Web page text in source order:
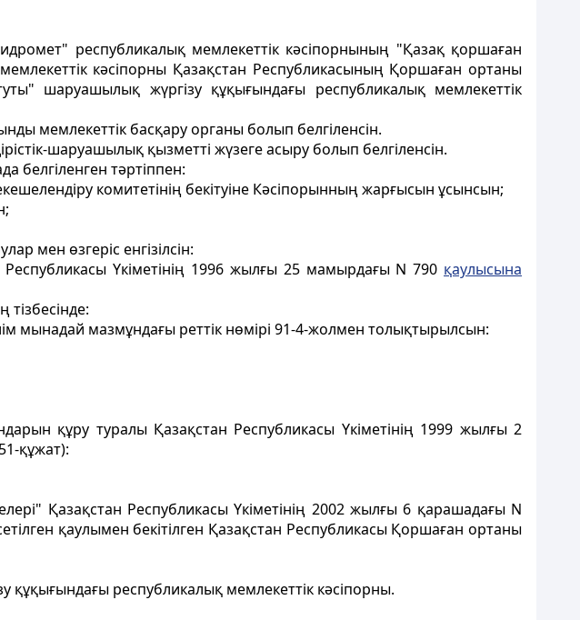
республикалық мемлекеттік кәсiпорнының "Қазақ қоршаған
кәсiпорны Қазақстан Республикасының Қоршаған ортаны
шаруашылық жүргiзу құқығындағы республикалық мемлекеттiк
мемлекеттік басқару органы болып белгiленсiн.
шаруашылық қызметті жүзеге асыру болып белгiленсiн.
белгіленген тәртіппен:
комитетінiң бекiтуiне Кәсiпорынның жарғысын ұсынсын;
мен өзгерiс енгізiлсiн:
Yкіметiнің 1996 жылғы 25 мамырдағы N 790 қаулысына
тiзбесiнде:
мынадай мазмұндағы peттік нөмiрi 91-4-жолмен толықтырылсын:
құру туралы Қазақстан Республикасы Үкіметінің 1999 жылғы 2
құжат):
Қазақстан Республикасы Үкіметінің 2002 жылғы 6 қарашадағы N
қаулымен бекітілген Қазақстан Республикасы Қоршаған ортаны
республикалық мемлекеттік кәсіпорны.